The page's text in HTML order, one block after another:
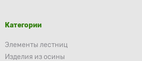
Категории
Элементы лестниц
Изделия из осины